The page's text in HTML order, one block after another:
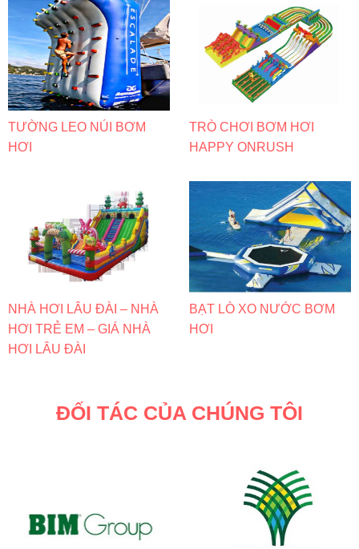
TƯỜNG LEO NÚI BƠM
HƠI
TRÒ CHƠI BƠM HƠI
HAPPY ONRUSH
NHÀ HƠI LÂU ĐÀI – NHÀ
HƠI TRẺ EM – GIÁ NHÀ
HƠI LÂU ĐÀI
BẠT LÒ XO NƯỚC BƠM
HƠI
ĐỐI TÁC CỦA CHÚNG TÔI